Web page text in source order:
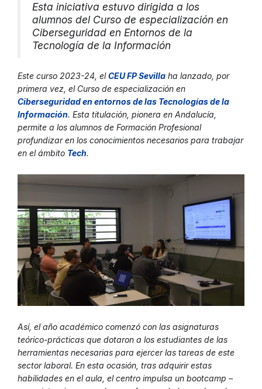
Esta iniciativa estuvo dirigida a los
alumnos del Curso de especialización en
Ciberseguridad en Entornos de la
Tecnología de la Información
Este curso 2023-24, elCEU FP Sevilla ha lanzado, por
primera vez, el Curso de especialización en
Ciberseguridad en entornos de las Tecnologías de la
Información. Esta titulación, pionera en Andalucía,
permite a los alumnos de Formación Profesional
profundizar en los conocimientos necesarios para trabajar
en el ámbito Tech.
Así, el año académico comenzó con las asignaturas
teórico-prácticas que dotaron a los estudiantes de las
herramientas necesarias para ejercer las tareas de este
sector laboral. En esta ocasión, tras adquirir estas
habilidades en el aula, el centro impulsa un bootcamp –